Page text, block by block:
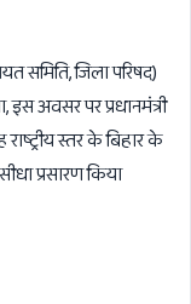
समिति, जिला परिषद)
इस अवसर पर प्रधानमंत्री
स्तर के बिहार के
प्रसारण किया